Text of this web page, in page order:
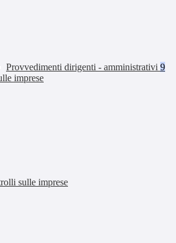
Provvedimenti dirigenti - amministrativi 9
imprese
sulle imprese